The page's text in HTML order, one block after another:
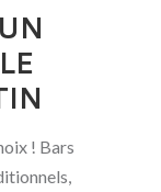
! Bars